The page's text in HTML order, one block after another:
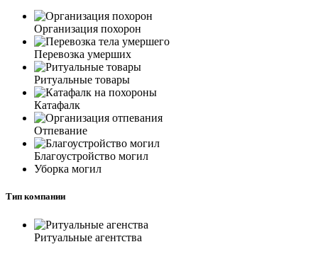
Организация похорон
Перевозка умерших
Ритуальные товары
Катафалк
Отпевание
Благоустройство могил
Уборка могил
Тип компании
Ритуальные агентства